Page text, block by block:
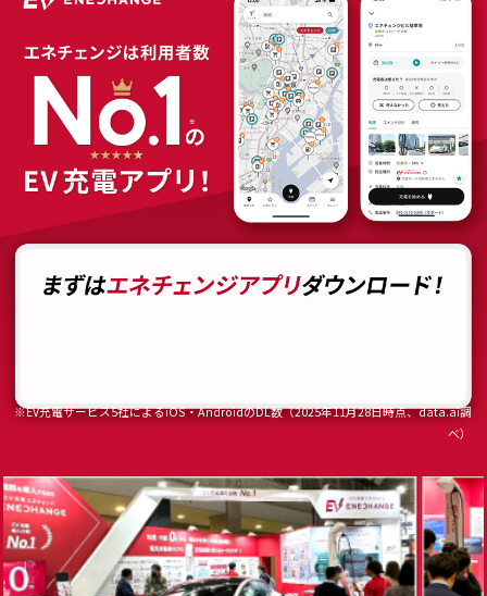
※EV充電サービス5社によるiOS・AndroidのDL数（2025年11月28日時点、data.ai調
べ）